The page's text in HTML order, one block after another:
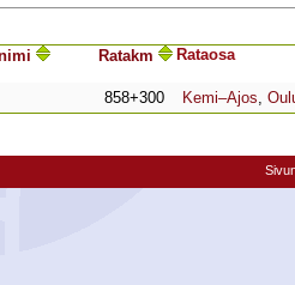
Ratakm Rata­osa
858+300 Kemi–Ajos,